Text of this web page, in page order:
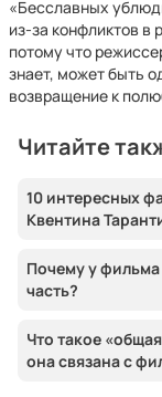
«Бесславных
из-за конфликтов в
потому что
знает, может быть
возвращение к
Читайте
10 интересных
Квентина
Почему у фильма
часть?
Что такое
она связана с